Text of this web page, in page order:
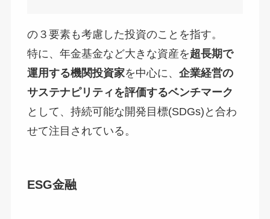
の３要素も考慮した投資のことを指す。
特に、年金基金など大きな資産を超長期で
運用する機関投資家を中心に、 企業経営の
サステナピリティを評価するベンチマーク
として、持続可能な開発目標(SDGs)と合わ
せて注目されている。
ESG金融